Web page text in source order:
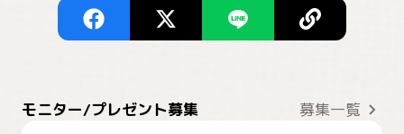
モニター/プレゼント募集 募集一覧